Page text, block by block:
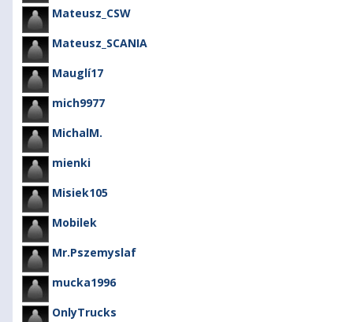
Mateusz_CSW
Mateusz_SCANIA
Mauglí17
mich9977
MichalM.
mienki
Misiek105
Mobilek
Mr.Pszemyslaf
mucka1996
OnlyTrucks